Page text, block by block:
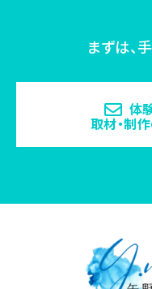
まずは、
体
取材・制